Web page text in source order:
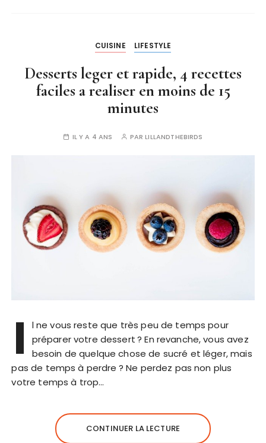
CUISINE LIFESTYLE
Desserts leger et rapide, 4 recettes
faciles a realiser en moins de 15
minutes
IL Y A 4 ANS PARLILLANDTHEBIRDS
I
l ne vous reste que très peu de temps pour
préparer votre dessert ? En revanche, vous avez
besoin de quelque chose de sucré et léger, mais
pas de temps à perdre ? Ne perdez pas non plus
votre temps à trop…
CONTINUER LA LECTURE